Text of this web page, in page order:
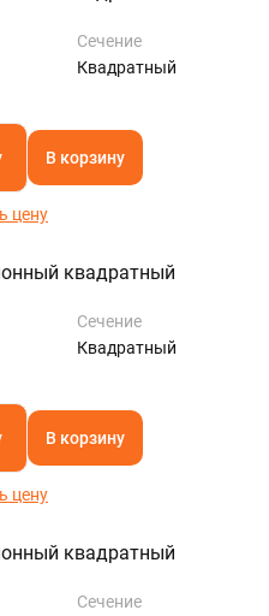
Сечение
Квадратный
В корзину
цену
квадратный
Сечение
Квадратный
В корзину
цену
квадратный
Сечение